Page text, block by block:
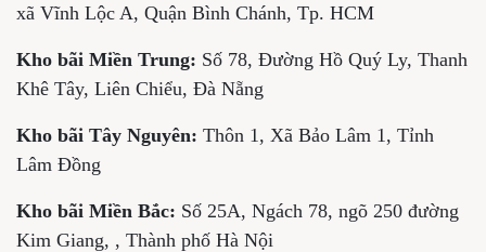
xã Vĩnh Lộc A, Quận Bình Chánh, Tp. HCM
Kho bãi Miền Trung: Số 78, Đường Hồ Quý Ly, Thanh
Khê Tây, Liên Chiểu, Đà Nẵng
Kho bãi Tây Nguyên: Thôn 1, Xã Bảo Lâm 1, Tỉnh
Lâm Đồng
Kho bãi Miền Bắc: Số 25A, Ngách 78, ngõ 250 đường
Kim Giang, , Thành phố Hà Nội